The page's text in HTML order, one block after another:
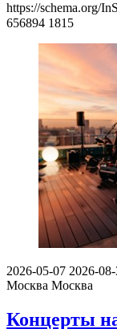
https://schema.org/
656894 1815
2026-05-07 2026-08-
Москва Москва
Концерты